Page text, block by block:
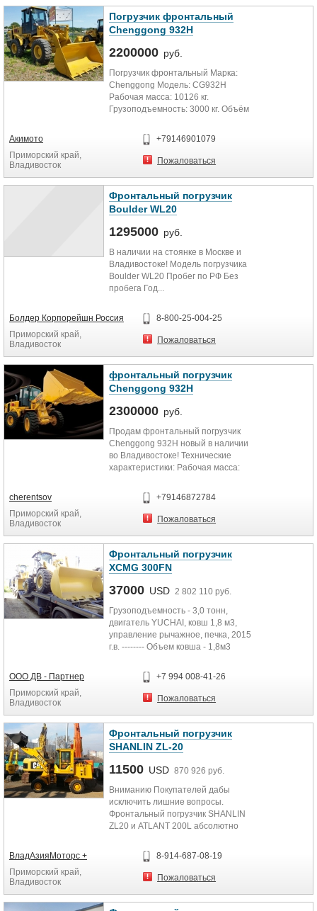
Погрузчик фронтальный
Chenggong 932Н
2200000 руб.
Погрузчик фронтальный Марка:
Chenggong Модель: CG932Н
Рабочая масса: 10126 кг.
Грузоподъемность: 3000 кг. Объём
Акимото
Приморский край,
Владивосток
+79146901079
Пожаловаться
Фронтальный погрузчик
Boulder WL20
1295000 руб.
В наличии на стоянке в Москве и
Владивостоке! Модель погрузчика
Boulder WL20 Пробег по РФ Без
пробега Год...
Болдер Корпорейшн Россия
Приморский край,
Владивосток
8-800-25-004-25
Пожаловаться
фронтальный погрузчик
Chenggong 932Н
2300000 руб.
Продам фронтальный погрузчик
Chenggong 932Н новый в наличии
во Владивостоке! Технические
характеристики: Рабочая масса:
cherentsov
Приморский край,
Владивосток
+79146872784
Пожаловаться
Фронтальный погрузчик
XCMG 300FN
37000 USD 2 802 110 руб.
Грузоподъемность - 3,0 тонн,
двигатель YUCHAI, ковш 1,8 м3,
управление рычажное, печка, 2015
г.в. -------- Объем ковша - 1,8м3
ООО ДВ - Партнер
Приморский край,
Владивосток
+7 994 008-41-26
Пожаловаться
Фронтальный погрузчик
SHANLIN ZL-20
11500 USD 870 926 руб.
Вниманию Покупателей дабы
исключить лишние вопросы.
Фронтальный погрузчик SHANLIN
ZL20 и ATLANT 200L абсолютно
завода...
ВладАзияМоторс +
Приморский край,
Владивосток
8-914-687-08-19
Пожаловаться